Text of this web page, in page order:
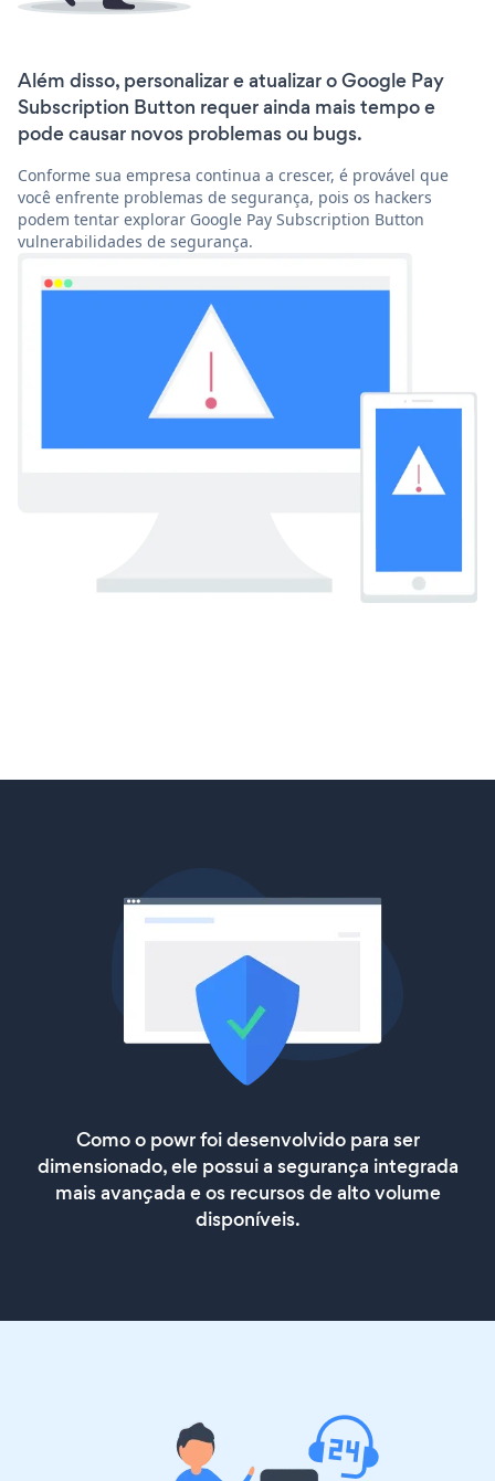
Além disso, personalizar e atualizar o Google Pay
Subscription Button requer ainda mais tempo e
pode causar novos problemas ou bugs.
Conforme sua empresa continua a crescer, é provável que
você enfrente problemas de segurança, pois os hackers
podem tentar explorar Google Pay Subscription Button
vulnerabilidades de segurança.
Como o powr foi desenvolvido para ser
dimensionado, ele possui a segurança integrada
mais avançada e os recursos de alto volume
disponíveis.